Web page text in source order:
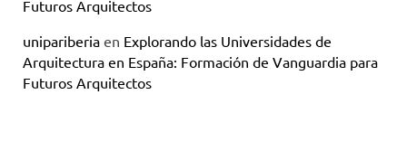
Futuros Arquitectos
unipariberia en Explorando las Universidades de
Arquitectura en España: Formación de Vanguardia para
Futuros Arquitectos